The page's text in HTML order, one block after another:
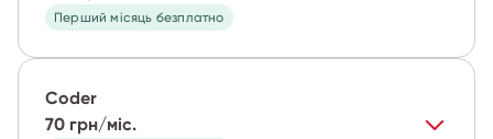
Перший місяць безплатно
Coder
70 грн/міс.